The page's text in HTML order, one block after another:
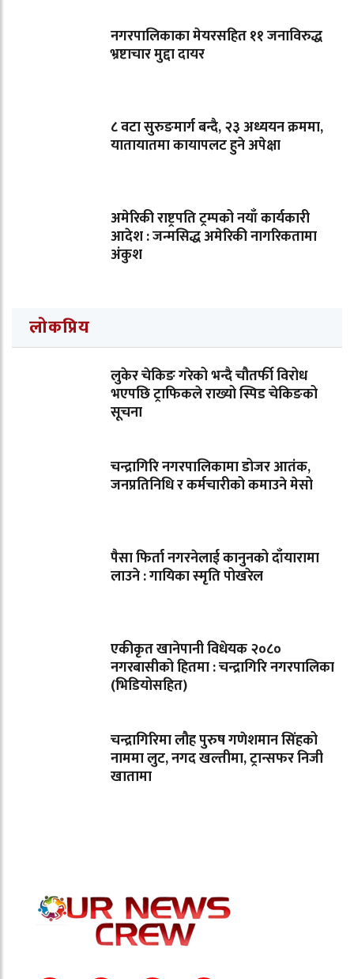
नगरपालिकाका मेयरसहित ११ जनाविरुद्ध
भ्रष्टाचार मुद्दा दायर
८ वटा सुरुङमार्ग बन्दै, २३ अध्ययन क्रममा,
यातायातमा कायापलट हुने अपेक्षा
अमेरिकी राष्ट्रपति ट्रम्पको नयाँ कार्यकारी
आदेश : जन्मसिद्ध अमेरिकी नागरिकतामा
अंकुश
लोकप्रिय
लुकेर चेकिङ गरेको भन्दै चौतर्फी विरोध
भएपछि ट्राफिकले राख्यो स्पिड चेकिङको
सूचना
चन्द्रागिरि नगरपालिकामा डोजर आतंक,
जनप्रतिनिधि र कर्मचारीको कमाउने मेसो
पैसा फिर्ता नगरनेलाई कानुनको दाँयारामा
लाउने : गायिका स्‍मृति पोखरेल
एकीकृत खानेपानी विधेयक २०८०
नगरबासीको हितमा : चन्द्रागिरि नगरपालिका
(भिडियोसहित)
चन्द्रागिरिमा लौह पुरुष गणेशमान सिंहको
नाममा लुट, नगद खल्तीमा, ट्रान्सफर निजी
खातामा